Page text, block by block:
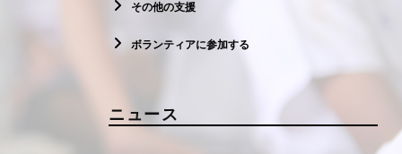
その他の支援
ボランティアに参加する
ニュース